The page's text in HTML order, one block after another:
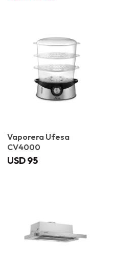
Vaporera Ufesa
CV4000
USD95